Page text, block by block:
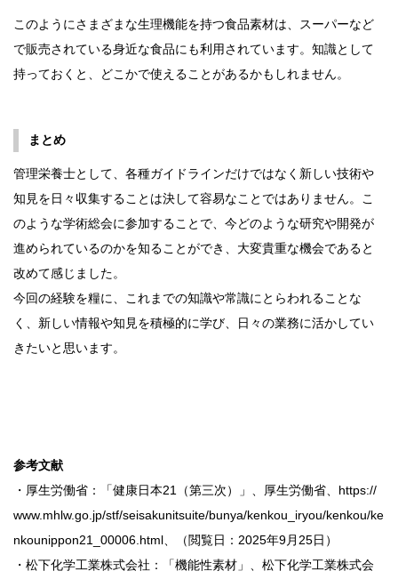
このようにさまざまな生理機能を持つ食品素材は、スーパーなど
で販売されている身近な食品にも利用されています。知識として
持っておくと、どこかで使えることがあるかもしれません。
まとめ
管理栄養士として、各種ガイドラインだけではなく新しい技術や
知見を日々収集することは決して容易なことではありません。こ
のような学術総会に参加することで、今どのような研究や開発が
進められているのかを知ることができ、大変貴重な機会であると
改めて感じました。
今回の経験を糧に、これまでの知識や常識にとらわれることな
く、新しい情報や知見を積極的に学び、日々の業務に活かしてい
きたいと思います。
参考文献
・厚生労働省：「健康日本21（第三次）」、厚生労働省、https://
www.mhlw.go.jp/stf/seisakunitsuite/bunya/kenkou_iryou/kenkou/ke
nkounippon21_00006.html、（閲覧日：2025年9月25日）
・松下化学工業株式会社：「機能性素材」、松下化学工業株式会